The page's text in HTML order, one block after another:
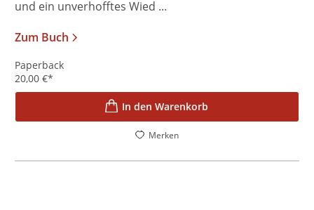
und ein unverhofftes Wied ...
Zum Buch
Paperback
20,00 €*
In den Warenkorb
Merken